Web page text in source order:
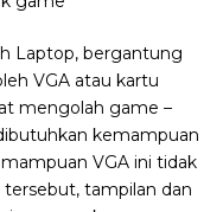
Laptop, bergantung
VGA atau kartu
mengolah game –
kemampuan
VGA ini tidak
tampilan dan